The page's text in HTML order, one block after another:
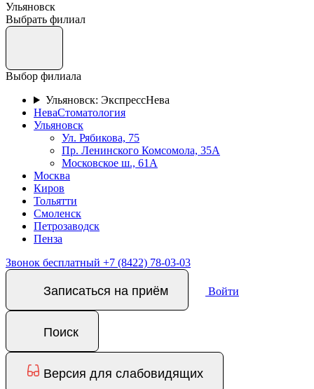
Ульяновск
Выбрать филиал
Выбор филиала
Ульяновск: ЭкспрессНева
НеваСтоматология
Ульяновск
Ул. Рябикова, 75
Пр. Ленинского Комсомола, 35А
Московское ш., 61А
Москва
Киров
Тольятти
Смоленск
Петрозаводск
Пенза
Звонок бесплатный +7 (8422) 78-03-03
Записаться на приём Войти
Поиск
Версия для слабовидящих